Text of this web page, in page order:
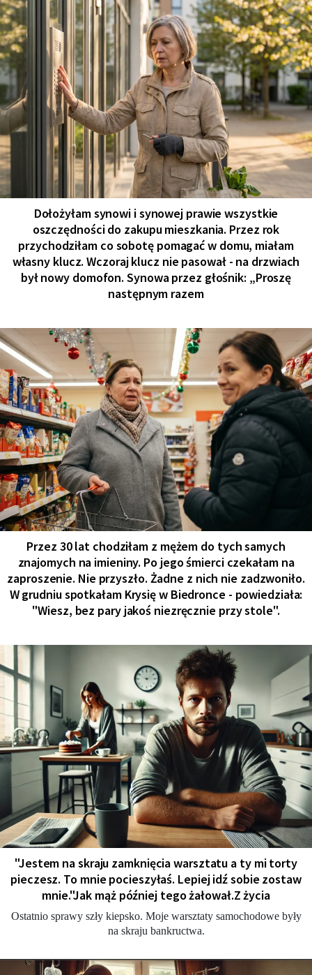
Dołożyłam synowi i synowej prawie wszystkie
oszczędności do zakupu mieszkania. Przez rok
przychodziłam co sobotę pomagać w domu, miałam
własny klucz. Wczoraj klucz nie pasował - na drzwiach
był nowy domofon. Synowa przez głośnik: „Proszę
następnym razem
Przez 30 lat chodziłam z mężem do tych samych
znajomych na imieniny. Po jego śmierci czekałam na
zaproszenie. Nie przyszło. Żadne z nich nie zadzwoniło.
W grudniu spotkałam Krysię w Biedronce - powiedziała:
"Wiesz, bez pary jakoś niezręcznie przy stole".
"Jestem na skraju zamknięcia warsztatu a ty mi torty
pieczesz. To mnie pocieszyłaś. Lepiej idź sobie zostaw
mnie."Jak mąż później tego żałował.Z życia
Ostatnio sprawy szły kiepsko. Moje warsztaty samochodowe były
na skraju bankructwa.